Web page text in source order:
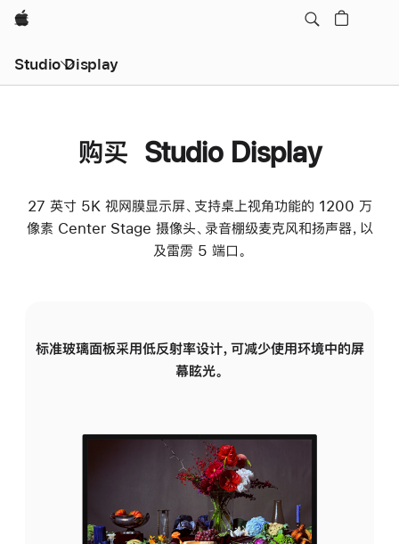
Apple
Studio Display
购买 Studio Display
27 英寸 5K 视网膜显示屏、支持桌上视角功能的 1200 万
像素 Center Stage 摄像头、录音棚级麦克风和扬声器，以
及雷雳 5 端口。
标准玻璃面板采用低反射率设计，可减少使用环境中的屏
幕眩光。